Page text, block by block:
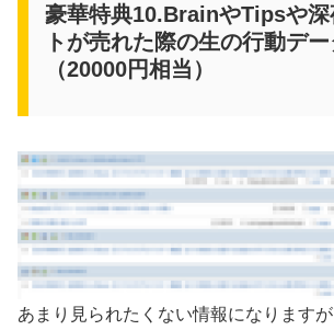
豪華特典10.BrainやTipsや深
トが売れた際の生の行動デ
（20000円相当）
あまり見られたくない情報になります